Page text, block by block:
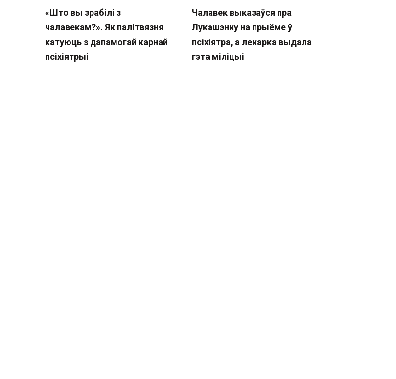
«Што вы зрабілі з
чалавекам?». Як палітвязня
катуюць з дапамогай карнай
псіхіятрыі
Чалавек выказаўся пра
Лукашэнку на прыёме ў
псіхіятра, а лекарка выдала
гэта міліцыі